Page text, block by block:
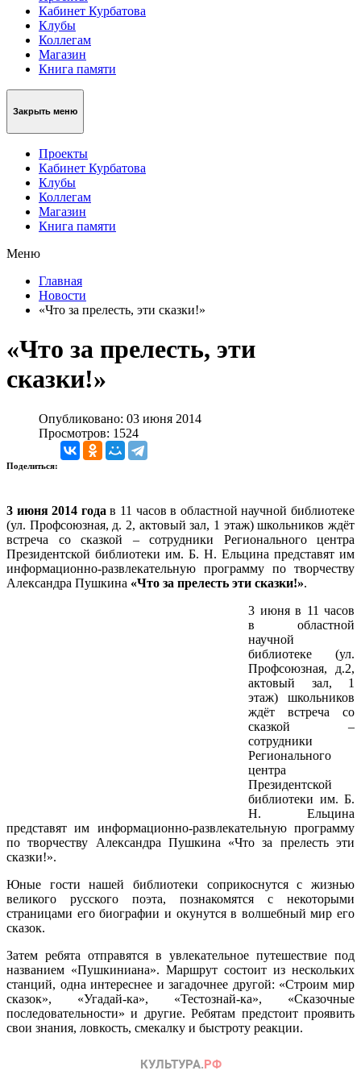
Кабинет Курбатова
Клубы
Коллегам
Магазин
Книга памяти
Закрыть меню
Проекты
Кабинет Курбатова
Клубы
Коллегам
Магазин
Книга памяти
Меню
Главная
Новости
«Что за прелесть, эти сказки!»
«Что за прелесть, эти
сказки!»
Опубликовано: 03 июня 2014
Просмотров: 1524
Поделиться:
3 июня 2014 года в 11 часов в областной научной библиотеке
(ул. Профсоюзная, д. 2, актовый зал, 1 этаж) школьников ждёт
встреча со сказкой – сотрудники Регионального центра
Президентской библиотеки им. Б. Н. Ельцина представят им
информационно-развлекательную программу по творчеству
Александра Пушкина «Что за прелесть эти сказки!».
3 июня в 11 часов
в областной
научной
библиотеке (ул.
Профсоюзная, д.2,
актовый зал, 1
этаж) школьников
ждёт встреча со
сказкой –
сотрудники
Регионального
центра
Президентской
библиотеки им. Б.
Н. Ельцина
представят им информационно-развлекательную программу
по творчеству Александра Пушкина «Что за прелесть эти
сказки!».
Юные гости нашей библиотеки соприкоснутся с жизнью
великого русского поэта, познакомятся с некоторыми
страницами его биографии и окунутся в волшебный мир его
сказок.
Затем ребята отправятся в увлекательное путешествие под
названием «Пушкиниана». Маршрут состоит из нескольких
станций, одна интереснее и загадочнее другой: «Строим мир
сказок», «Угадай-ка», «Тестознай-ка», «Сказочные
последовательности» и другие. Ребятам предстоит проявить
свои знания, ловкость, смекалку и быстроту реакции.